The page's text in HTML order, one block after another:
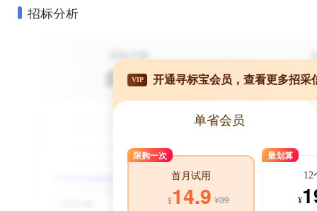
招标分析
VIP 开通寻标宝会员，查看更多招采
单省会员
限购一次
首月试用
¥14.9 ¥39
最划算
12
¥